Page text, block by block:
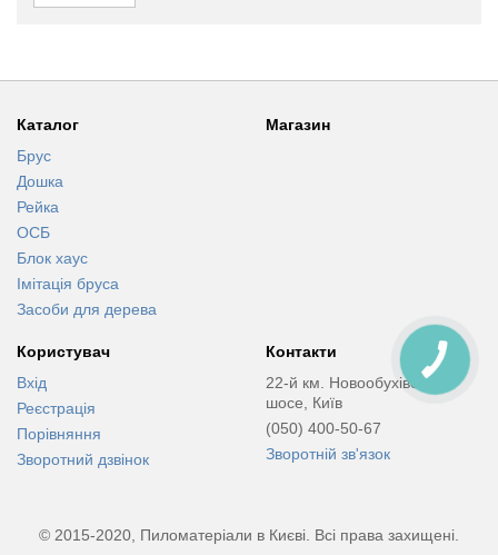
Каталог
Брус
Дошка
Рейка
ОСБ
Блок хаус
Імітація бруса
Засоби для дерева
Магазин
Користувач
Вхід
Реєстрація
Порівняння
Зворотний дзвінок
Контакти
22-й км. Новообухівське
шосе, Київ
(050) 400-50-67
Зворотній зв'язок
© 2015-2020, Пиломатеріали в Києві. Всі права захищені.
КНОПКА
СВЯЗИ